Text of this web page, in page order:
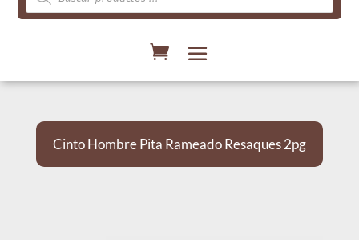
productos
Cinto Hombre Pita Rameado Resaques 2pg